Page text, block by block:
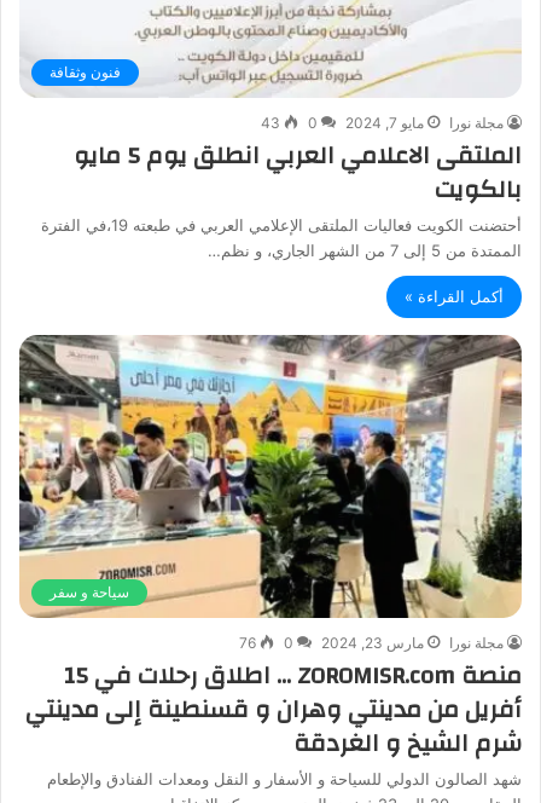
فنون وثقافة
مجلة نورا مايو 7, 2024 0
43
الملتقى الاعلامي العربي انطلق يوم 5 مايو
بالكويت
أحتضنت الكويت فعاليات الملتقى الإعلامي العربي في طبعته 19،في الفترة
الممتدة من 5 إلى 7 من الشهر الجاري، و نظم…
أكمل القراءة »
سياحة و سفر
مجلة نورا مارس 23, 2024 0
76
منصة ZOROMISR.com … اطلاق رحلات في 15
أفريل من مدينتي وهران و قسنطينة إلى مدينتي
شرم الشيخ و الغردقة
شهد الصالون الدولي للسياحة و الأسفار و النقل ومعدات الفنادق والإطعام